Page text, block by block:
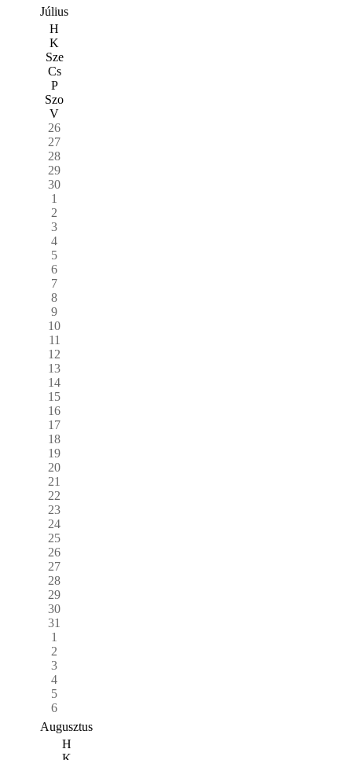
Július
H
K
Sze
Cs
P
Szo
V
26
27
28
29
30
1
2
3
4
5
6
7
8
9
10
11
12
13
14
15
16
17
18
19
20
21
22
23
24
25
26
27
28
29
30
31
1
2
3
4
5
6
Augusztus
H